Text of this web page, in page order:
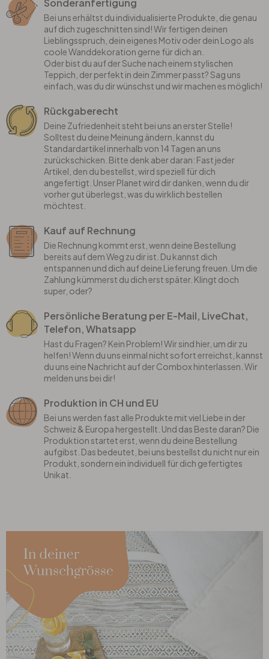
Sonderanfertigung
Bei uns erhältst du individualisierte Produkte, die genau
auf dich zugeschnitten sind! Wir fertigen deinen
Lieblingsspruch, dein eigenes Motiv oder dein Logo als
coole Wanddekoration gerne für dich an.
Oder bist du auf der Suche nach einem stylischen
Teppich, der perfekt in dein Zimmer passt? Sag uns
einfach, was du dir wünschst und wir machen es möglich!
Rückgaberecht
Deine Zufriedenheit steht bei uns an erster Stelle!
Solltest du deine Meinung ändern, kannst du
Standardartikel innerhalb von 14 Tagen an uns
zurückschicken. Bitte denk aber daran: Fast jeder
Artikel, den du bestellst, wird speziell für dich
angefertigt. Unser Planet wird dir danken, wenn du dir
vorher gut überlegst, was du wirklich bestellen
möchtest.
Kauf auf Rechnung
Die Rechnung kommt erst, wenn deine Bestellung
bereits auf dem Weg zu dir ist. Du kannst dich
entspannen und dich auf deine Lieferung freuen. Um die
Zahlung kümmerst du dich erst später. Klingt doch
super, oder?
Persönliche Beratung per E-Mail, LiveChat,
Telefon, Whatsapp
Hast du Fragen? Kein Problem! Wir sind hier, um dir zu
helfen! Wenn du uns einmal nicht sofort erreichst, kannst
du uns eine Nachricht auf der Combox hinterlassen. Wir
melden uns bei dir!
Produktion in CH und EU
Bei uns werden fast alle Produkte mit viel Liebe in der
Schweiz & Europa hergestellt. Und das Beste daran? Die
Produktion startet erst, wenn du deine Bestellung
aufgibst. Das bedeutet, bei uns bestellst du nicht nur ein
Produkt, sondern ein individuell für dich gefertigtes
Unikat.